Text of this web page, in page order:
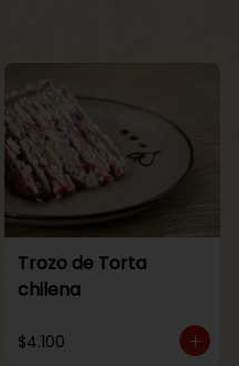
Trozo de Torta
chilena
$4.100